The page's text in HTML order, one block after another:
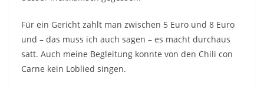
Für ein Gericht zahlt man zwischen 5 Euro und 8 Euro
und – das muss ich auch sagen – es macht durchaus
satt. Auch meine Begleitung konnte von den Chili con
Carne kein Loblied singen.